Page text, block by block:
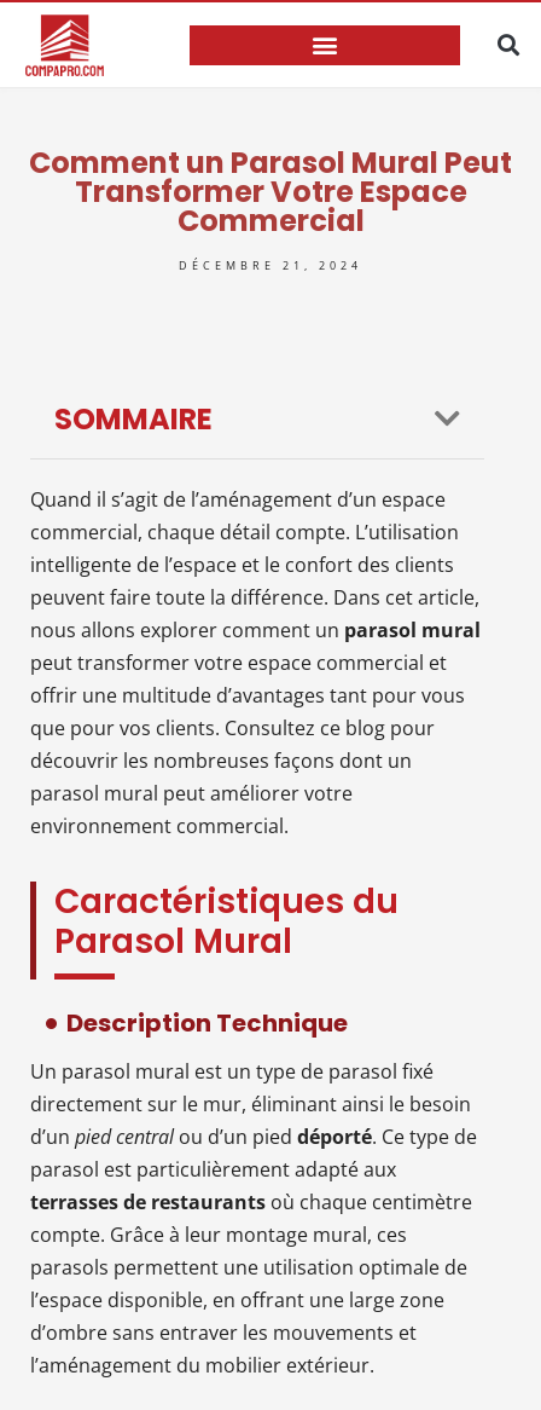
Comment un Parasol Mural Peut
Transformer Votre Espace
Commercial
DÉCEMBRE 21, 2024
SOMMAIRE
Quand il s’agit de l’aménagement d’un espace
commercial, chaque détail compte. L’utilisation
intelligente de l’espace et le confort des clients
peuvent faire toute la différence. Dans cet article,
nous allons explorer comment un parasol mural
peut transformer votre espace commercial et
offrir une multitude d’avantages tant pour vous
que pour vos clients. Consultez ce blog pour
découvrir les nombreuses façons dont un
parasol mural peut améliorer votre
environnement commercial.
Caractéristiques du
Parasol Mural
Description Technique
Un parasol mural est un type de parasol fixé
directement sur le mur, éliminant ainsi le besoin
d’un pied centralou d’un pied déporté. Ce type de
parasol est particulièrement adapté aux
terrasses de restaurants où chaque centimètre
compte. Grâce à leur montage mural, ces
parasols permettent une utilisation optimale de
l’espace disponible, en offrant une large zone
d’ombre sans entraver les mouvements et
l’aménagement du mobilier extérieur.